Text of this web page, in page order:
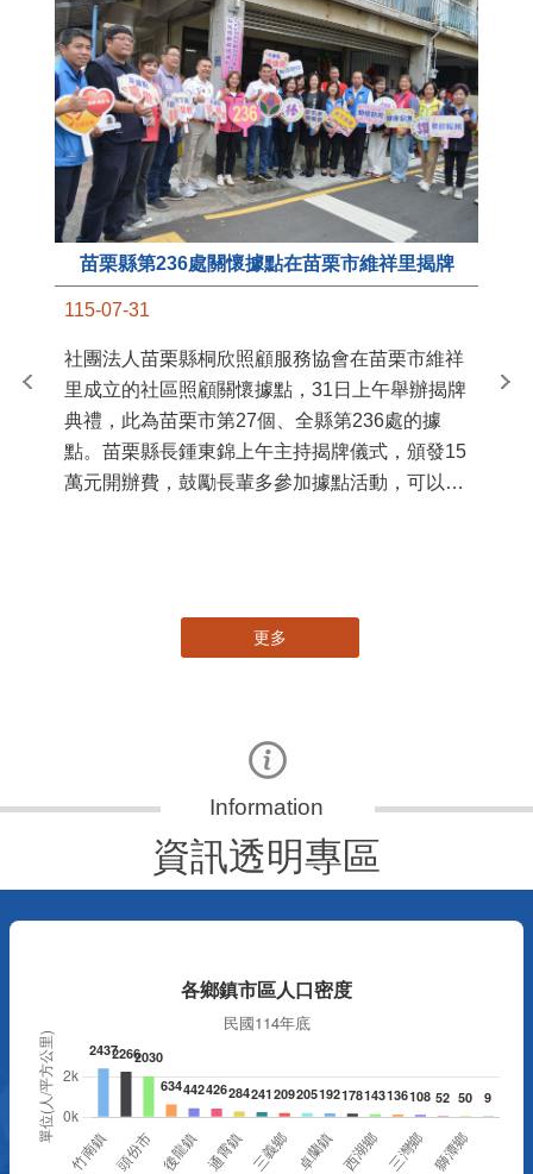
苗栗縣第236處關懷據點在苗栗市維祥里揭牌
115-07-31
社團法人苗栗縣桐欣照顧服務協會在苗栗市維祥
里成立的社區照顧關懷據點，31日上午舉辦揭牌
典禮，此為苗栗市第27個、全縣第236處的據
點。苗栗縣長鍾東錦上午主持揭牌儀式，頒發15
萬元開辦費，鼓勵長輩多參加據點活動，可以更
苗
更多
資訊透明專區